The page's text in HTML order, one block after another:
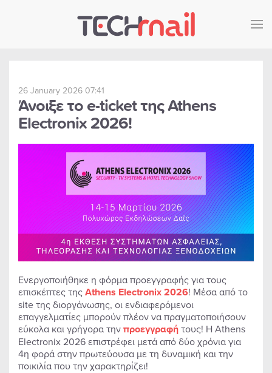
Skip to main content
26 January 2026 07:41
Άνοιξε το e-ticket της Athens
Electronix 2026!
Ενεργοποιήθηκε η φόρμα προεγγραφής για τους
επισκέπτες τηςAthens Electronix 2026! Μέσα από το
site της διοργάνωσης, οι ενδιαφερόμενοι
επαγγελματίες μπορούν πλέον να πραγματοποιήσουν
εύκολα και γρήγορα τηνπροεγγραφήτους! Η Athens
Electronix 2026 επιστρέφει μετά από δύο χρόνια για
4η φορά στην πρωτεύουσα με τη δυναμική και την
ποικιλία που την χαρακτηρίζει!